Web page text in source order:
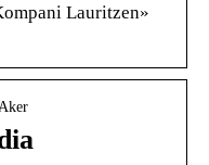
Lauritzen»